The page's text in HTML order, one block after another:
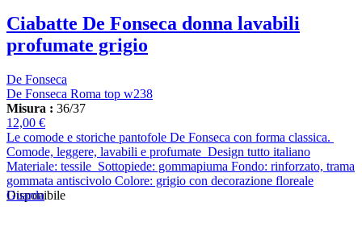
Disponibile
Ciabatte De Fonseca donna lavabili
profumate grigio
De Fonseca
De Fonseca Roma top w238
Misura : 36/37
12,00 €
Le comode e storiche pantofole De Fonseca con forma classica.
Comode, leggere, lavabili e profumate Design tutto italiano
Materiale: tessile Sottopiede: gommapiuma Fondo: rinforzato, trama
gommata antiscivolo Colore: grigio con decorazione floreale
Guarda